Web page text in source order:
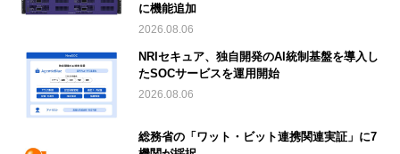
に機能追加
2026.08.06
NRIセキュア、独自開発のAI統制基盤を導入し
たSOCサービスを運用開始
2026.08.06
総務省の「ワット・ビット連携関連実証」に7